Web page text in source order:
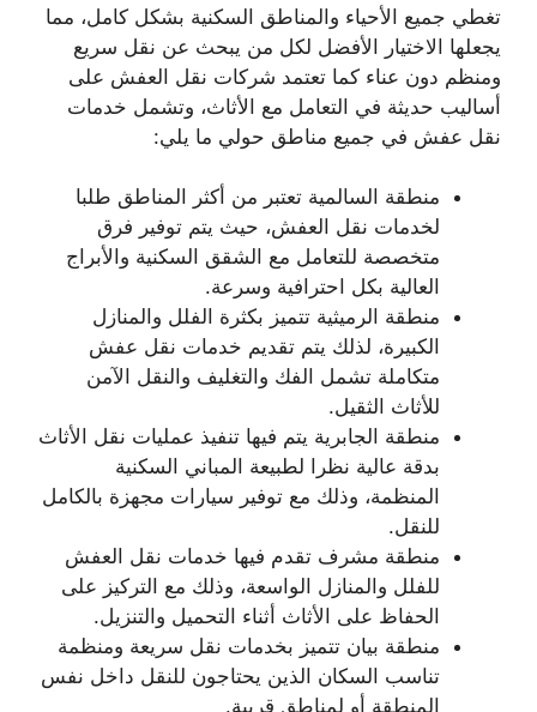
تغطي جميع الأحياء والمناطق السكنية بشكل كامل، مما
يجعلها الاختيار الأفضل لكل من يبحث عن نقل سريع
ومنظم دون عناء كما تعتمد شركات نقل العفش على
أساليب حديثة في التعامل مع الأثاث، وتشمل خدمات
نقل عفش في جميع مناطق حولي ما يلي:
منطقة السالمية تعتبر من أكثر المناطق طلبا
لخدمات نقل العفش، حيث يتم توفير فرق
متخصصة للتعامل مع الشقق السكنية والأبراج
العالية بكل احترافية وسرعة.
منطقة الرميثية تتميز بكثرة الفلل والمنازل
الكبيرة، لذلك يتم تقديم خدمات نقل عفش
متكاملة تشمل الفك والتغليف والنقل الآمن
للأثاث الثقيل.
منطقة الجابرية يتم فيها تنفيذ عمليات نقل الأثاث
بدقة عالية نظرا لطبيعة المباني السكنية
المنظمة، وذلك مع توفير سيارات مجهزة بالكامل
للنقل.
منطقة مشرف تقدم فيها خدمات نقل العفش
للفلل والمنازل الواسعة، وذلك مع التركيز على
الحفاظ على الأثاث أثناء التحميل والتنزيل.
منطقة بيان تتميز بخدمات نقل سريعة ومنظمة
تناسب السكان الذين يحتاجون للنقل داخل نفس
المنطقة أو لمناطق قريبة.